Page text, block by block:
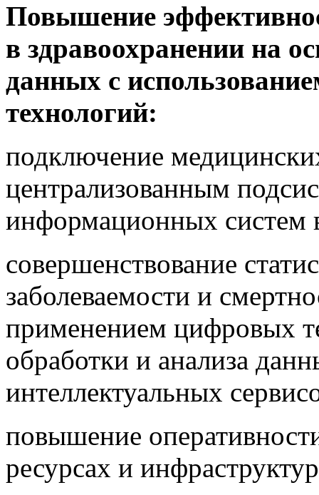
Повышение
в здравоохранении на
данных с
технологий:
подключение
централизованным
информационных систем
совершенствование
заболеваемости и
применением цифровых
обработки и анализа
интеллектуальных
повышение
ресурсах и